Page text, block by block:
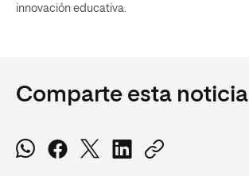
innovación educativa.
Comparte esta noticia